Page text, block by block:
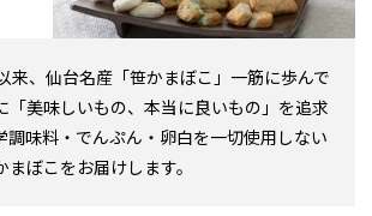
来、仙台名産「笹かまぼこ」一筋に歩んで
「美味しいもの、本当に良いもの」を追求
調味料・でんぷん・卵白を一切使用しない
ぼこをお届けします。